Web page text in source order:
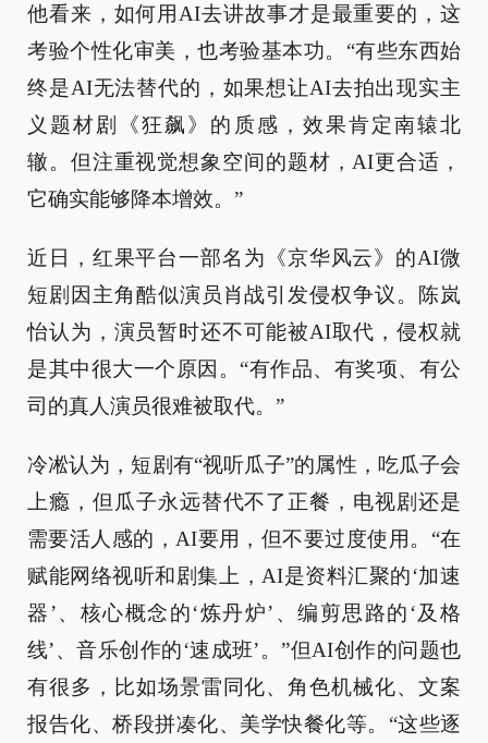
他看来，如何用AI去讲故事才是最重要的，这
考验个性化审美，也考验基本功。“有些东西始
终是AI无法替代的，如果想让AI去拍出现实主
义题材剧《狂飙》的质感，效果肯定南辕北
辙。但注重视觉想象空间的题材，AI更合适，
它确实能够降本增效。”
近日，红果平台一部名为《京华风云》的AI微
短剧因主角酷似演员肖战引发侵权争议。陈岚
怡认为，演员暂时还不可能被AI取代，侵权就
是其中很大一个原因。“有作品、有奖项、有公
司的真人演员很难被取代。”
冷凇认为，短剧有“视听瓜子”的属性，吃瓜子会
上瘾，但瓜子永远替代不了正餐，电视剧还是
需要活人感的，AI要用，但不要过度使用。“在
赋能网络视听和剧集上，AI是资料汇聚的‘加速
器’、核心概念的‘炼丹炉’、编剪思路的‘及格
线’、音乐创作的‘速成班’。”但AI创作的问题也
有很多，比如场景雷同化、角色机械化、文案
报告化、桥段拼凑化、美学快餐化等。“这些逐